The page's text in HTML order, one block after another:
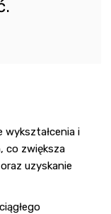
i
co zwiększa
uzyskanie